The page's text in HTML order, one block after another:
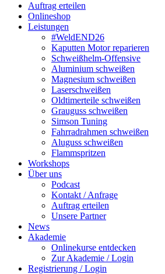
Auftrag erteilen
Onlineshop
Leistungen
#WeldEND26
Kaputten Motor reparieren
Schweißhelm-Offensive
Aluminium schweißen
Magnesium schweißen
Laserschweißen
Oldtimerteile schweißen
Grauguss schweißen
Simson Tuning
Fahrradrahmen schweißen
Aluguss schweißen
Flammspritzen
Workshops
Über uns
Podcast
Kontakt / Anfrage
Auftrag erteilen
Unsere Partner
News
Akademie
Onlinekurse entdecken
Zur Akademie / Login
Registrierung / Login